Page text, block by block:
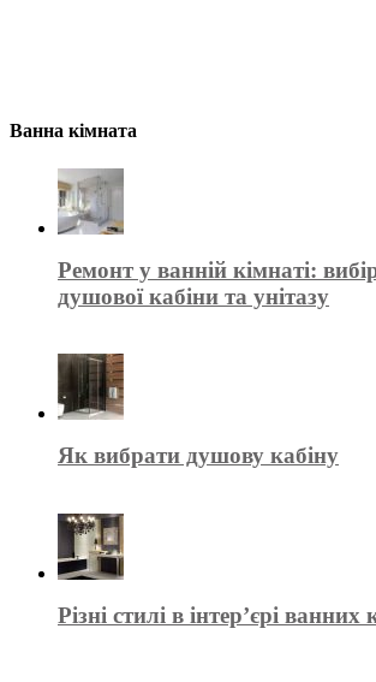
Ванна кімната
Ремонт у ванній кімнаті:
душової кабіни та унітазу
Як вибрати душову кабіну
Різні стилі в інтер’єрі ванних